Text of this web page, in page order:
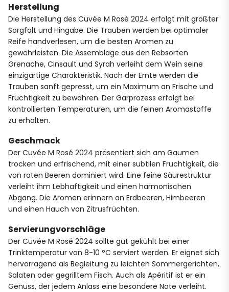
Herstellung
Die Herstellung des Cuvée M Rosé 2024 erfolgt mit größter
Sorgfalt und Hingabe. Die Trauben werden bei optimaler
Reife handverlesen, um die besten Aromen zu
gewährleisten. Die Assemblage aus den Rebsorten
Grenache, Cinsault und Syrah verleiht dem Wein seine
einzigartige Charakteristik. Nach der Ernte werden die
Trauben sanft gepresst, um ein Maximum an Frische und
Fruchtigkeit zu bewahren. Der Gärprozess erfolgt bei
kontrollierten Temperaturen, um die feinen Aromastoffe
zu erhalten.
Geschmack
Der Cuvée M Rosé 2024 präsentiert sich am Gaumen
trocken und erfrischend, mit einer subtilen Fruchtigkeit, die
von roten Beeren dominiert wird. Eine feine Säurestruktur
verleiht ihm Lebhaftigkeit und einen harmonischen
Abgang. Die Aromen erinnern an Erdbeeren, Himbeeren
und einen Hauch von Zitrusfrüchten.
Servierungvorschläge
Der Cuvée M Rosé 2024 sollte gut gekühlt bei einer
Trinktemperatur von 8-10 °C serviert werden. Er eignet sich
hervorragend als Begleitung zu leichten Sommergerichten,
Salaten oder gegrilltem Fisch. Auch als Apéritif ist er ein
Genuss, der jedem Anlass eine besondere Note verleiht.